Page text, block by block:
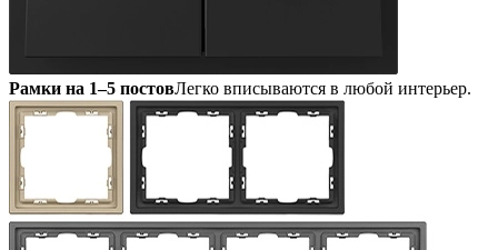
Рамки на 1–5 постовЛегко вписываются в любой интерьер.